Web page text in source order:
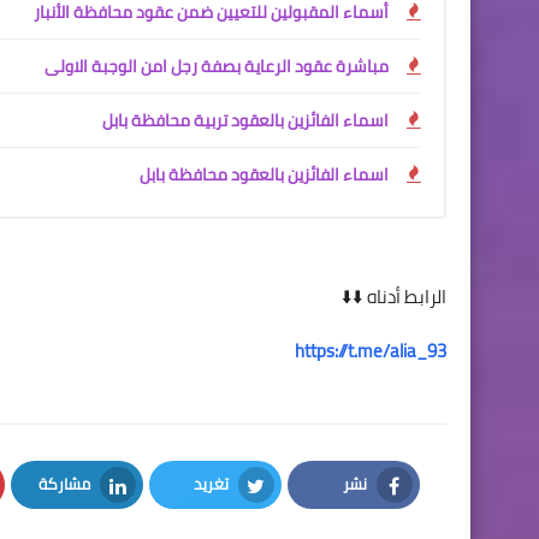
أسماء المقبولين للتعيين ضمن عقود محافظة الأنبار
مباشرة عقود الرعاية بصفة رجل امن الوجبة الاولى
اسماء الفائزين بالعقود تربية محافظة بابل
اسماء الفائزين بالعقود محافظة بابل
الرابط أدناه ⬇️⬇️
https://t.me/alia_93
نشر
Facebook
تغريد
Twitter
مشاركة
LinkedIn